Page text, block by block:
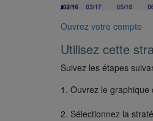
Ouvrez votre compte
Utilisez cette
Suivez les étapes
1. Ouvrez le
2. Sélectionnez la